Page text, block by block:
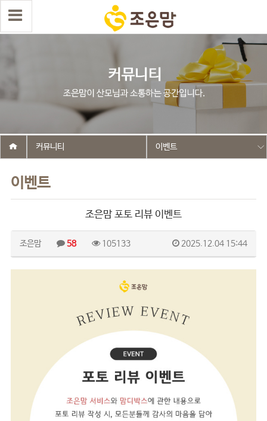
이벤트
커뮤니티 이벤트
조은맘 포토 리뷰 이벤트
조은맘 58 105133 2025.12.04 15:44